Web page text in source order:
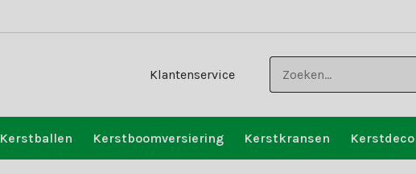
Klantenservice
Kerstballen Kerstboomversiering Kerstkransen